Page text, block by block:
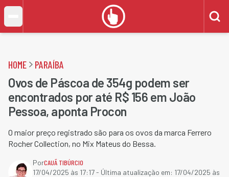
HOME PARAÍBA
Ovos de Páscoa de 354g podem ser
encontrados por até R$ 156 em João
Pessoa, aponta Procon
O maior preço registrado são para os ovos da marca Ferrero
Rocher Collection, no Mix Mateus do Bessa.
PorCAUÃ TIBÚRCIO
17/04/2025 às 17:17- Última atualização em: 17/04/2025 às